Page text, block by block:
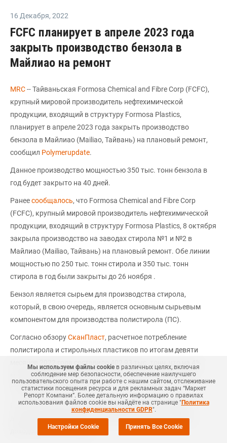
16 Декабря, 2022
FCFC планирует в апреле 2023 года
закрыть производство бензола в
Майлиао на ремонт
MRC-- Тайваньская Formosa Chemical and Fibre Corp (FCFC),
крупный мировой производитель нефтехимической
продукции, входящий в структуру Formosa Plastics,
планирует в апреле 2023 года закрыть производство
бензола в Майлиао (Mailiao, Тайвань) на плановый ремонт,
сообщил Polymerupdate.
Данное производство мощностью 350 тыс. тонн бензола в
год будет закрыто на 40 дней.
Ранеесообщалось, что Formosa Chemical and Fibre Corp
(FCFC), крупный мировой производитель нефтехимической
продукции, входящий в структуру Formosa Plastics, 8 октября
закрыла производство на заводах стирола №1 и №2 в
Майлиао (Mailiao, Тайвань) на плановый ремонт. Обе линии
мощностью по 250 тыс. тонн стирола и 350 тыс. тонн
стирола в год были закрыты до 26 ноября .
Бензол является сырьем для производства стирола,
который, в свою очередь, является основным сырьевым
компонентом для производства полистирола (ПС).
Согласно обзоруСканПласт, расчетное потребление
полистирола и стирольных пластиков по итогам девяти
месяцев 2022 года составило 402,93 тыс. тонн, что на 4%
меньше объема потребления за аналогичный период в
прошлом году.
Formosa Chemicals & Fibre Corporation (FCFC) является
дочерней компанией Formosa Plastics Group с годовым
доходом в USD13,5 млрд.
Мы используем файлы cookieв различных целях, включая
соблюдение мер безопасности, обеспечение наилучшего
пользовательского опыта при работе с нашим сайтом, отслеживание
статистики посещения ресурса и для рекламных задач “Маркет
Репорт Компани”. Более детальную информацию о правилах
использования файлов cookie вы найдёте на странице "Политика
конфиденциальности GDPR".
Настройки Cookie Принять Все Cookie